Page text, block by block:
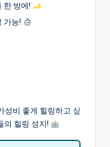
한 방에!
가능!
성비 좋게 힐링하고 싶
의 힐링 성지!